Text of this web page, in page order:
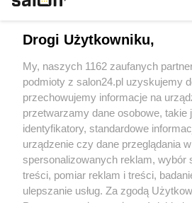
Sport
Społeczeństwo
Kultura
X Facebook
Drogi Użytkowniku,
My, naszych 1162 zaufanych
podmioty z salon24.pl uzyskujemy
przechowujemy informacje na
przetwarzamy dane osobowe, takie
identyfikatory, standardowe
urządzenie czy dane przeglądania
spersonalizowanych reklam, wybór
treści, pomiar reklam i treści,
ulepszanie usług. Za zgodą